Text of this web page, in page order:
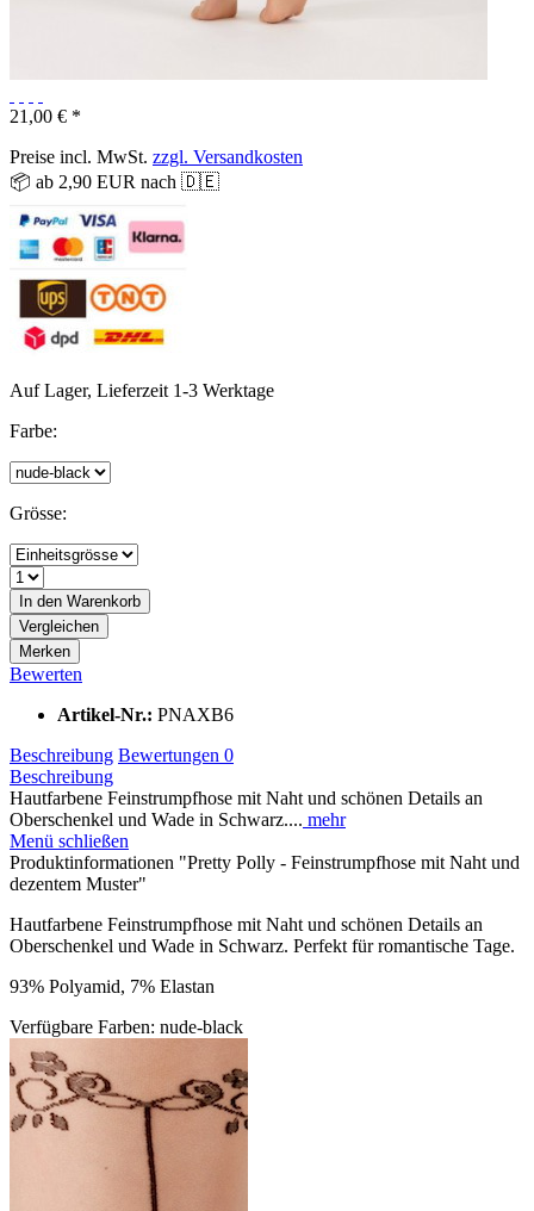
21,00 € *
Preise incl. MwSt. zzgl. Versandkosten
📦 ab 2,90 EUR nach 🇩🇪
Auf Lager, Lieferzeit 1-3 Werktage
Farbe:
Grösse:
In den Warenkorb
Vergleichen
Merken
Bewerten
Artikel-Nr.: PNAXB6
Beschreibung Bewertungen 0
Beschreibung
Hautfarbene Feinstrumpfhose mit Naht und schönen Details an
Oberschenkel und Wade in Schwarz.... mehr
Menü schließen
Produktinformationen "Pretty Polly - Feinstrumpfhose mit Naht und
dezentem Muster"
Hautfarbene Feinstrumpfhose mit Naht und schönen Details an
Oberschenkel und Wade in Schwarz. Perfekt für romantische Tage.
93% Polyamid, 7% Elastan
Verfügbare Farben: nude-black